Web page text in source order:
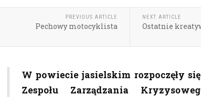
PREVIOUS ARTICLE
Pechowy motocyklista
NEXT ARTICLE
Ostatnie
W powiecie jasielskim rozpoczęły
Zespołu Zarządzania